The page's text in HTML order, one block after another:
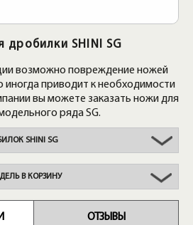
SHINI SG
дробилки SHINI SG
возможно повреждение ножей
иногда приводит к необходимости
вы можете заказать ножи для
ряда SG.
В КОРЗИНУ
ОТЗЫВЫ